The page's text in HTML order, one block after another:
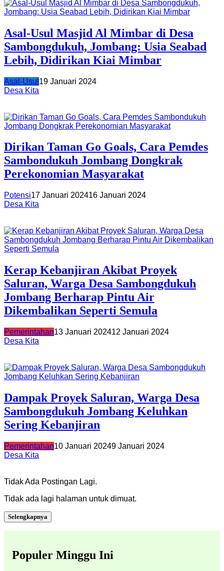
Asal-Usul Masjid Al Mimbar di Desa
Sambongdukuh, Jombang: Usia Seabad
Lebih, Didirikan Kiai Mimbar
Asal-Usul 19 Januari 2024
Desa Kita
Dirikan Taman Go Goals, Cara Pemdes
Sambondukuh Jombang Dongkrak
Perekonomian Masyarakat
Potensi17 Januari 202416 Januari 2024
Desa Kita
Kerap Kebanjiran Akibat Proyek
Saluran, Warga Desa Sambongdukuh
Jombang Berharap Pintu Air
Dikembalikan Seperti Semula
Pemerintahan13 Januari 202412 Januari 2024
Desa Kita
Dampak Proyek Saluran, Warga Desa
Sambongdukuh Jombang Keluhkan
Sering Kebanjiran
Pemerintahan10 Januari 20249 Januari 2024
Desa Kita
Tidak Ada Postingan Lagi.
Tidak ada lagi halaman untuk dimuat.
Selengkapnya
Populer Minggu Ini